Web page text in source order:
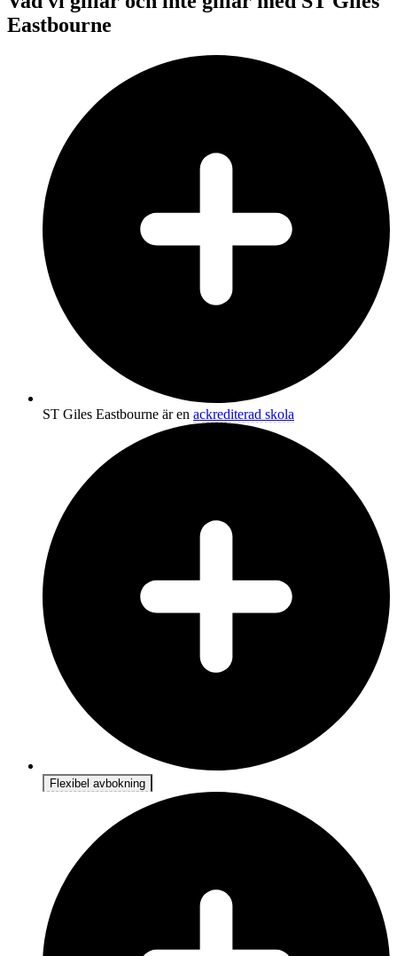
Eastbourne
ST Giles Eastbourne är en ackrediterad skola
Flexibel avbokning